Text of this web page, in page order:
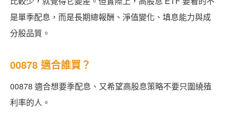
是單季配息，而是長期總報酬、淨值變化、填息能力與成
分股品質。
00878 適合誰買？
00878 適合想要季配息、又希望高股息策略不要只圍繞殖
利率的人。